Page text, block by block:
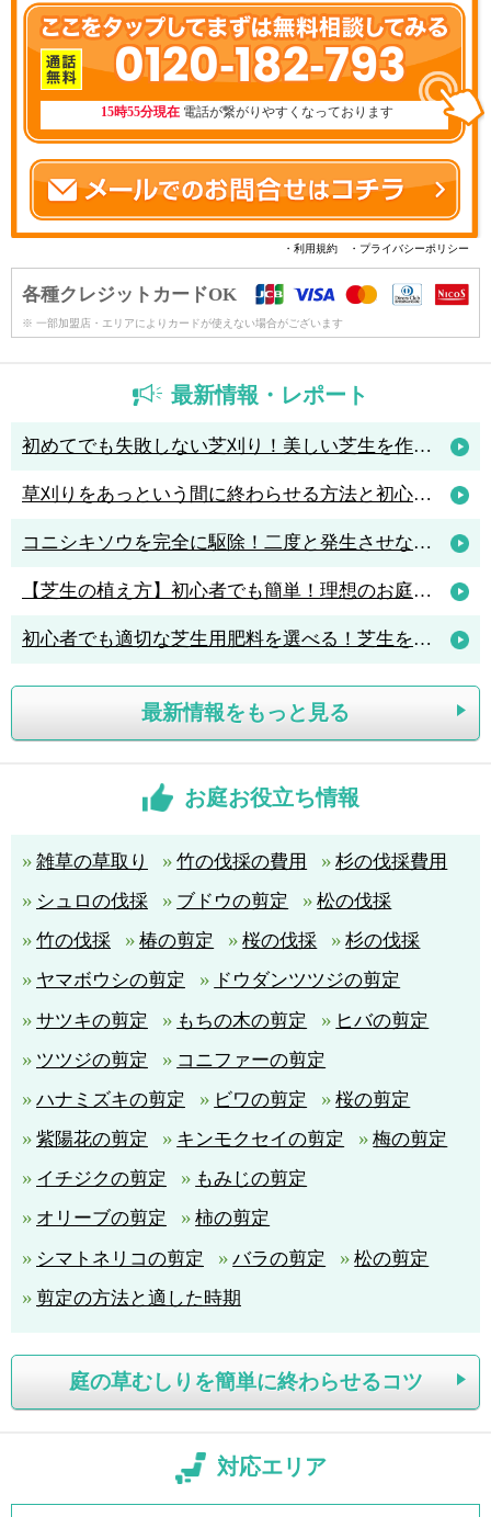
0120-182-793
15時55分現在 電話が繋がりやすくなっております
・利用規約 ・プライバシーポリシー
各種クレジットカードOK
※ 一部加盟店・エリアによりカードが使えない場合がございます
最新情報・レポート
初めてでも失敗しない芝刈り！美しい芝生を作るためのコツと人気の芝刈り機4選
草刈りをあっという間に終わらせる方法と初心者におすすめの草刈機3選
コニシキソウを完全に駆除！二度と発生させないポイントは「アリ駆除」
【芝生の植え方】初心者でも簡単！理想のお庭を作る植え方のポイント解説
初心者でも適切な芝生用肥料を選べる！芝生を元気に育てる肥料の知識
最新情報をもっと見る
お庭お役立ち情報
雑草の草取り 竹の伐採の費用
杉の伐採費用
シュロの伐採
ブドウの剪定
松の伐採
竹の伐採
椿の剪定 桜の伐採
杉の伐採
ヤマボウシの剪定
ドウダンツツジの剪定
サツキの剪定
もちの木の剪定
ヒバの剪定
ツツジの剪定
コニファーの剪定
ハナミズキの剪定
ビワの剪定
桜の剪定
紫陽花の剪定
キンモクセイの剪定
梅の剪定
イチジクの剪定
もみじの剪定
オリーブの剪定
柿の剪定
シマトネリコの剪定
バラの剪定
松の剪定
剪定の方法と適した時期
庭の草むしりを簡単に終わらせるコツ
対応エリア